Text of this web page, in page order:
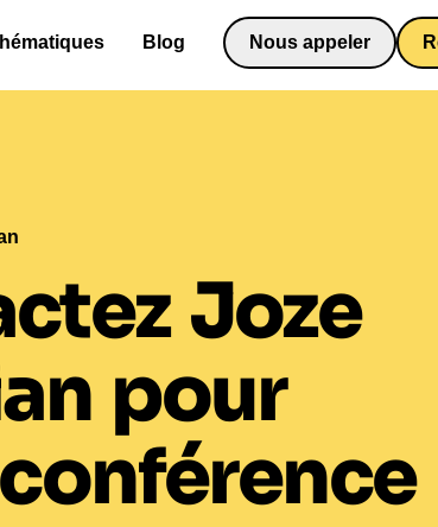
Blog
Nous appeler
0652698481
Joze
pour